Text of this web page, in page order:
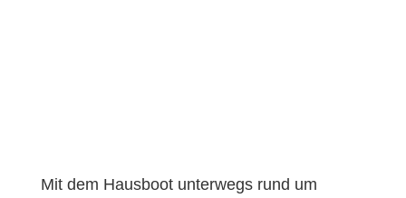
Mit dem Hausboot unterwegs rund um